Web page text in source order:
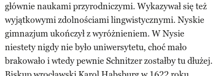
głównie naukami przyrodniczymi. Wykazywał się też
wyjątkowymi zdolnościami lingwistycznymi. Nyskie
gimnazjum ukończył z wyróżnieniem. W Nysie
niestety nigdy nie było uniwersytetu, choć mało
brakowało i wtedy pewnie Schnitzer zostałby tu dłużej.